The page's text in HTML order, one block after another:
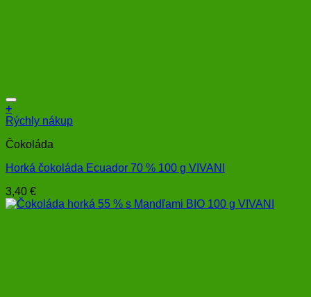
+
Rýchly nákup
Čokoláda
Horká čokoláda Ecuador 70 % 100 g VIVANI
3,40 €